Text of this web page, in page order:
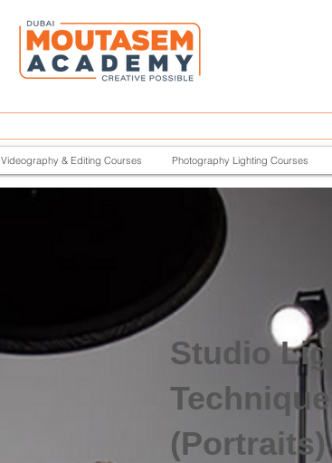
Videography & Editing Courses Photography Lighting Courses
Studio
(Portraits)